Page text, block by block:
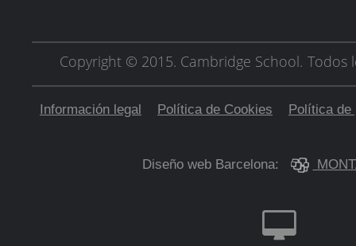
Copyright © 2015. Cambridge School. Todos
Información legal Política de Cookies Política de
Diseño web Barcelona: